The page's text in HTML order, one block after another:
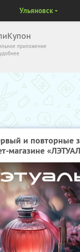
приложение
Ульяновск
и повторные
магазине